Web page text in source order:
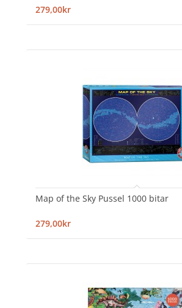
279,00kr
Map of the Sky Pussel 1000 bitar
279,00kr